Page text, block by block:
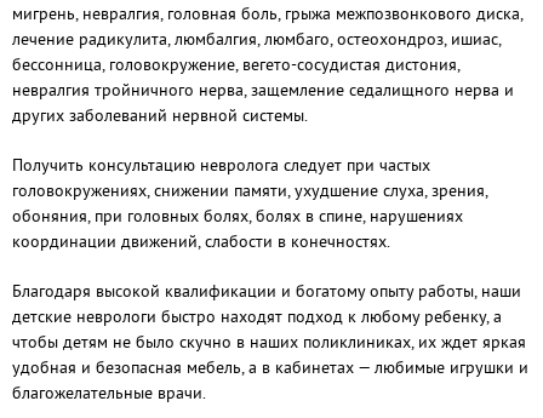
мигрень, невралгия, головная боль, грыжа межпозвонкового диска,
лечение радикулита, люмбалгия, люмбаго, остеохондроз, ишиас,
бессонница, головокружение, вегето-сосудистая дистония,
невралгия тройничного нерва, защемление седалищного нерва и
других заболеваний нервной системы.
Получить консультацию невролога следует при частых
головокружениях, снижении памяти, ухудшение слуха, зрения,
обоняния, при головных болях, болях в спине, нарушениях
координации движений, слабости в конечностях.
Благодаря высокой квалификации и богатому опыту работы, наши
детские неврологи быстро находят подход к любому ребенку, а
чтобы детям не было скучно в наших поликлиниках, их ждет яркая
удобная и безопасная мебель, а в кабинетах — любимые игрушки и
благожелательные врачи.